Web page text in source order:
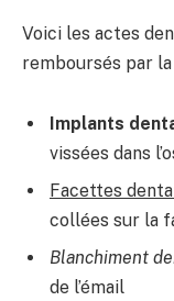
Voici les actes
remboursés par
Implants
vissées dans
Facettes
collées sur la
Blanchiment
de l’émail